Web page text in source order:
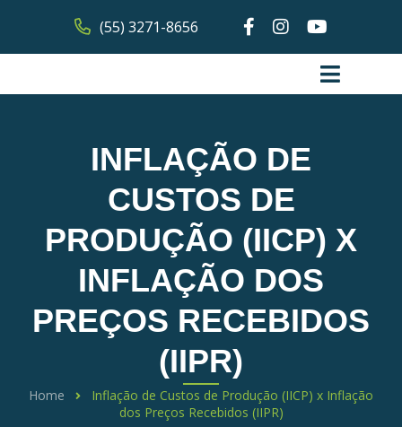
(55) 3271-8656
INFLAÇÃO DE
CUSTOS DE
PRODUÇÃO (IICP) X
INFLAÇÃO DOS
PREÇOS RECEBIDOS
(IIPR)
Home
Inflação de Custos de Produção (IICP) x Inflação
dos Preços Recebidos (IIPR)